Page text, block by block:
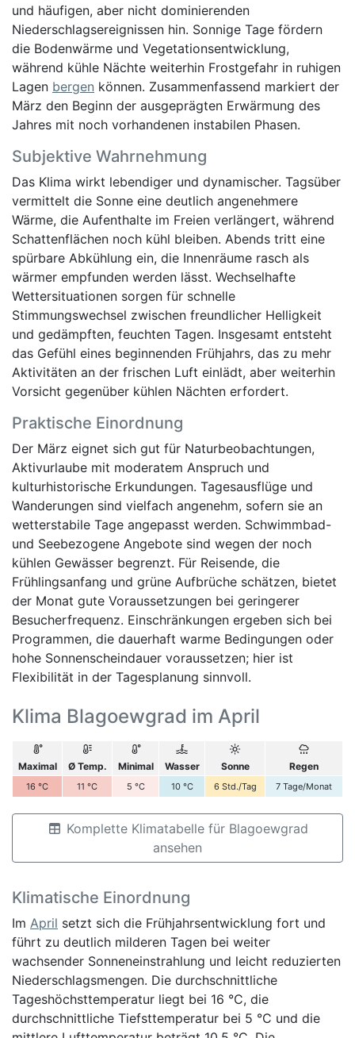
und häufigen, aber nicht dominierenden
Niederschlagsereignissen hin. Sonnige Tage fördern
die Bodenwärme und Vegetationsentwicklung,
während kühle Nächte weiterhin Frostgefahr in ruhigen
Lagen bergen können. Zusammenfassend markiert der
März den Beginn der ausgeprägten Erwärmung des
Jahres mit noch vorhandenen instabilen Phasen.
Subjektive Wahrnehmung
Das Klima wirkt lebendiger und dynamischer. Tagsüber
vermittelt die Sonne eine deutlich angenehmere
Wärme, die Aufenthalte im Freien verlängert, während
Schattenflächen noch kühl bleiben. Abends tritt eine
spürbare Abkühlung ein, die Innenräume rasch als
wärmer empfunden werden lässt. Wechselhafte
Wettersituationen sorgen für schnelle
Stimmungswechsel zwischen freundlicher Helligkeit
und gedämpften, feuchten Tagen. Insgesamt entsteht
das Gefühl eines beginnenden Frühjahrs, das zu mehr
Aktivitäten an der frischen Luft einlädt, aber weiterhin
Vorsicht gegenüber kühlen Nächten erfordert.
Praktische Einordnung
Der März eignet sich gut für Naturbeobachtungen,
Aktivurlaube mit moderatem Anspruch und
kulturhistorische Erkundungen. Tagesausflüge und
Wanderungen sind vielfach angenehm, sofern sie an
wetterstabile Tage angepasst werden. Schwimmbad-
und Seebezogene Angebote sind wegen der noch
kühlen Gewässer begrenzt. Für Reisende, die
Frühlingsanfang und grüne Aufbrüche schätzen, bietet
der Monat gute Voraussetzungen bei geringerer
Besucherfrequenz. Einschränkungen ergeben sich bei
Programmen, die dauerhaft warme Bedingungen oder
hohe Sonnenscheindauer voraussetzen; hier ist
Flexibilität in der Tagesplanung sinnvoll.
Klima Blagoewgrad im April
Maximal Ø Temp. Minimal Wasser Sonne Regen
16 °C 11 °C 5 °C 10 °C 6 Std./Tag 7 Tage/Monat
Komplette Klimatabelle für Blagoewgrad
ansehen
Klimatische Einordnung
Im April setzt sich die Frühjahrsentwicklung fort und
führt zu deutlich milderen Tagen bei weiter
wachsender Sonneneinstrahlung und leicht reduzierten
Niederschlagsmengen. Die durchschnittliche
Tageshöchsttemperatur liegt bei 16 °C, die
durchschnittliche Tiefsttemperatur bei 5 °C und die